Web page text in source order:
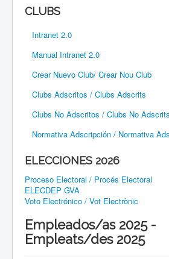
CLUBS
Intranet 2.0
Manual Intranet 2.0
Crear Nuevo Club/ Crear Nou Club
Clubs Adscritos / Clubs Adscrits
Clubs No Adscritos / Clubs No Adscrits
Normativa Adscripción / Normativa
ELECCIONES 2026
Proceso Electoral / Procés Electoral
ELECDEP GVA
Voto Electrónico / Vot Electrònic
Empleados/as 2025 -
Empleats/des 2025